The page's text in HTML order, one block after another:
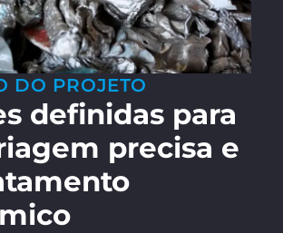
DO PROJETO
definidas para
precisa e